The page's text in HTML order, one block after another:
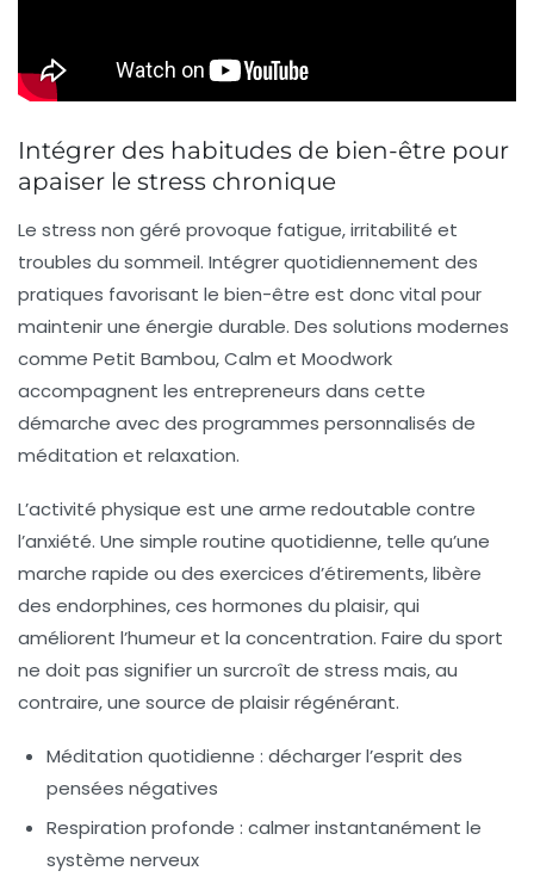
Intégrer des habitudes de bien-être pour
apaiser le stress chronique
Le stress non géré provoque fatigue, irritabilité et
troubles du sommeil. Intégrer quotidiennement des
pratiques favorisant le bien-être est donc vital pour
maintenir une énergie durable. Des solutions modernes
comme Petit Bambou, Calm et Moodwork
accompagnent les entrepreneurs dans cette
démarche avec des programmes personnalisés de
méditation et relaxation.
L’activité physique est une arme redoutable contre
l’anxiété. Une simple routine quotidienne, telle qu’une
marche rapide ou des exercices d’étirements, libère
des endorphines, ces hormones du plaisir, qui
améliorent l’humeur et la concentration. Faire du sport
ne doit pas signifier un surcroît de stress mais, au
contraire, une source de plaisir régénérant.
Méditation quotidienne : décharger l’esprit des
pensées négatives
Respiration profonde : calmer instantanément le
système nerveux